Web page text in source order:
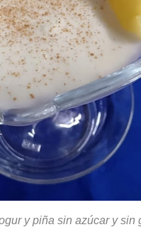
y piña sin azúcar y sin